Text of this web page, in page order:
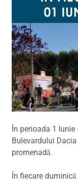
În perioada 1
Bulevardului
promenadă.
În fiecare